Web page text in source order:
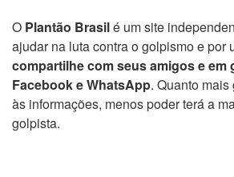
O Plantão Brasilé um site
ajudar na luta contra o golpismo e por
compartilhe com seus amigos e em
Facebook e WhatsApp. Quanto
às informações, menos poder terá a
golpista.